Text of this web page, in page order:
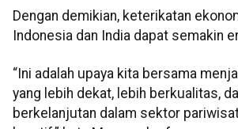
Dengan demikian, keterikatan
Indonesia dan India dapat semakin
“Ini adalah upaya kita bersama
yang lebih dekat, lebih berkualitas,
berkelanjutan dalam sektor